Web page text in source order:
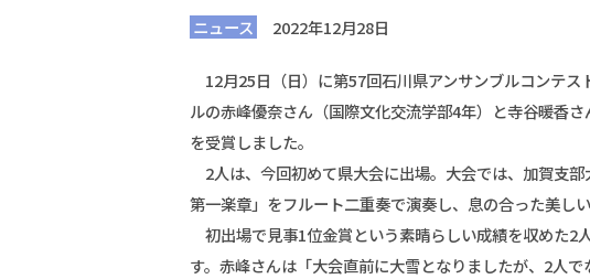
ニュース 2022年12月28日
12月25日（日）に第57回石川県アンサンブルコンテ
ルの赤峰優奈さん（国際文化交流学部4年）と寺谷暖香
を受賞しました。
2人は、今回初めて県大会に出場。大会では、加賀支
第一楽章」をフルート二重奏で演奏し、息の合った美し
初出場で見事1位金賞という素晴らしい成績を収めた2
す。赤峰さんは「大会直前に大雪となりましたが、2人